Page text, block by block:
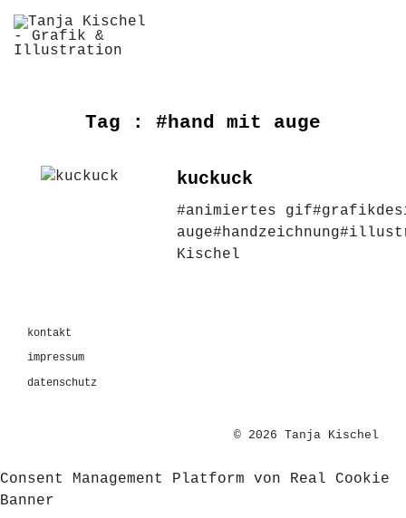
Tag : #hand mit auge
kuckuck
#animiertes gif
auge#handzeichnung
Kischel
kontakt
impressum
datenschutz
© 2026 Tanja Kischel
Consent Management Platform von Real Cookie
Banner